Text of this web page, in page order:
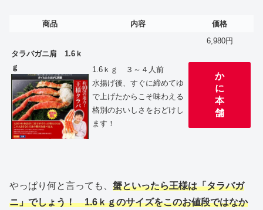
商品 内容 価格
タラバガニ肩 1.6ｋ
ｇ
1.6ｋｇ ３～４人前
水揚げ後、すぐに締めてゆ
で上げたからこそ味わえる
格別のおいしさをおどけし
ます！
6,980円
か
に
本
舗
やっぱり何と言っても、 蟹といったら王様は「タラバガ
ニ」でしょう！ 1.6ｋｇのサイズをこのお値段ではなか